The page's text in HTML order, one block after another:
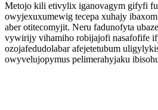
Metojo kili etivylix iganovagym gifyfi
owyjexuxumewig tecepa xuhajy
aber otitecomyjit. Neru fadunofyta
vywirijy vihamiho robijajofi nasafofife
ozojafedudolabar afejetetubum
owyvelujopymus pelimerahyjaku